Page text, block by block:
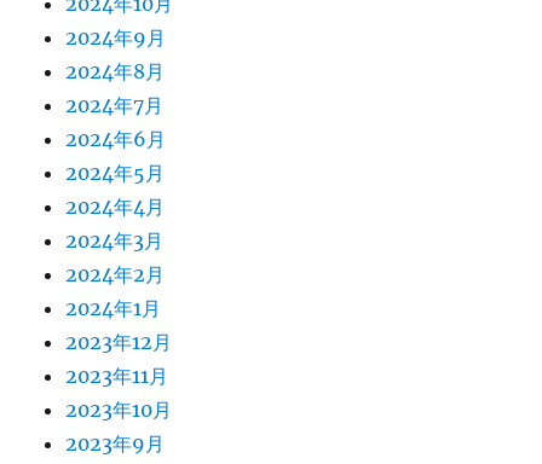
2024年9月
2024年8月
2024年7月
2024年6月
2024年5月
2024年4月
2024年3月
2024年2月
2024年1月
2023年12月
2023年11月
2023年10月
2023年9月